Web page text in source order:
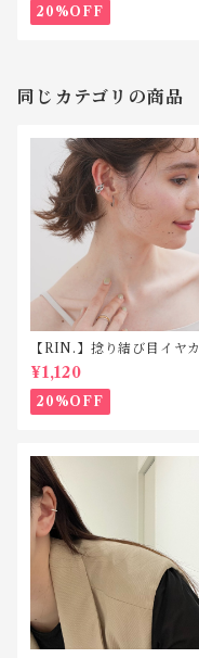
20%OFF
同じカテゴリの商品
【RIN.】捻り結び目イヤカ
フ C048
¥1,120
20%OFF